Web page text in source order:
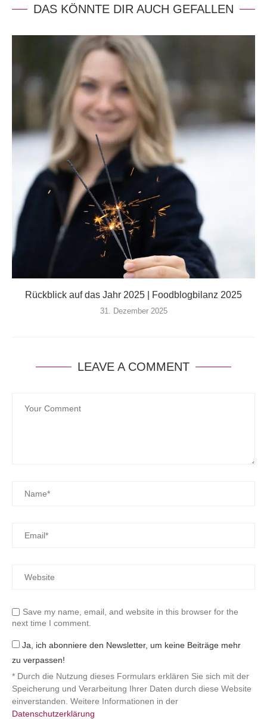
DAS KÖNNTE DIR AUCH GEFALLEN
Rückblick auf das Jahr 2025 | Foodblogbilanz 2025
31. Dezember 2025
LEAVE A COMMENT
Save my name, email, and website in this browser for the
next time I comment.
Ja, ich abonniere den Newsletter, um keine Beiträge mehr
zu verpassen!
* Durch die Nutzung dieses Formulars erklären Sie sich mit der
Speicherung und Verarbeitung Ihrer Daten durch diese Website
einverstanden. Weitere Informationen in der
Datenschutzerklärung